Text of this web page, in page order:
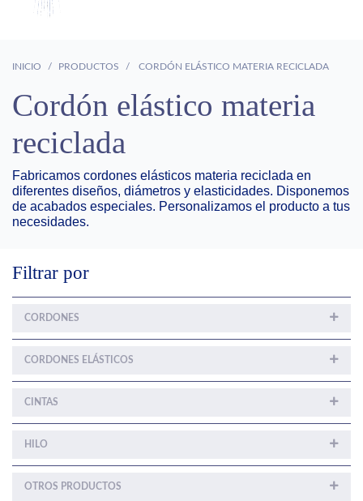
INICIO PRODUCTOS CORDÓN ELÁSTICO MATERIA RECICLADA
Cordón elástico materia
reciclada
Fabricamos cordones elásticos materia reciclada en
diferentes diseños, diámetros y elasticidades. Disponemos
de acabados especiales. Personalizamos el producto a tus
necesidades.
Filtrar por
CORDONES
CORDONES ELÁSTICOS
CINTAS
HILO
OTROS PRODUCTOS